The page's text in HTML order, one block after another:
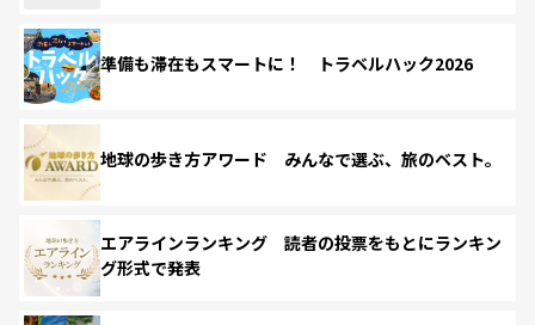
準備も滞在もスマートに！ トラベルハック2026
地球の歩き方アワード みんなで選ぶ、旅のベスト。
エアラインランキング 読者の投票をもとにランキン
グ形式で発表